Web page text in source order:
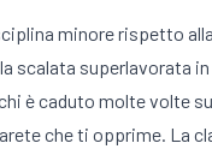
minore rispetto
scalata superlavorata
è caduto molte volte
che ti opprime. La